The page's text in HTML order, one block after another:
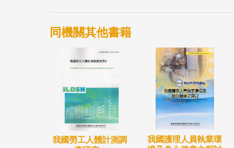
同機關其他書籍
我國勞工人體計測調
我國護理人員執業環